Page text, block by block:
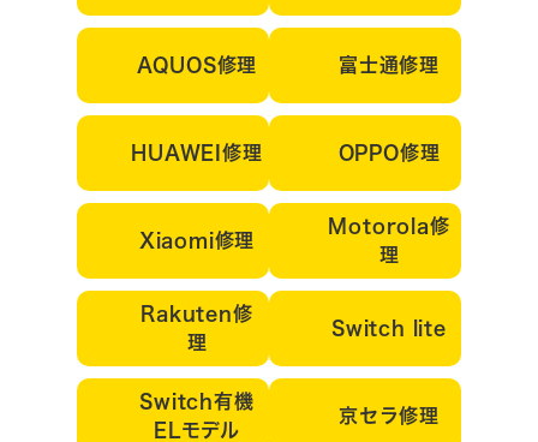
AQUOS修理 富士通修理
HUAWEI修理 OPPO修理
Xiaomi修理
Motorola修
理
Rakuten修
理
Switch lite
Switch有機
ELモデル
京セラ修理